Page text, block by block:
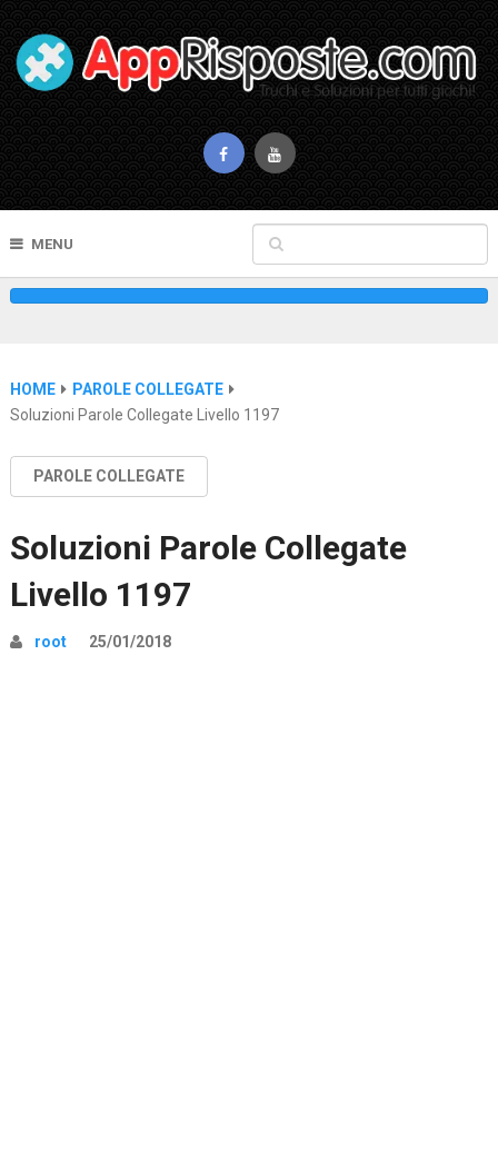
MENU
HOME
PAROLE COLLEGATE
Soluzioni Parole Collegate Livello 1197
PAROLE COLLEGATE
Soluzioni Parole Collegate
Livello 1197
root 25/01/2018